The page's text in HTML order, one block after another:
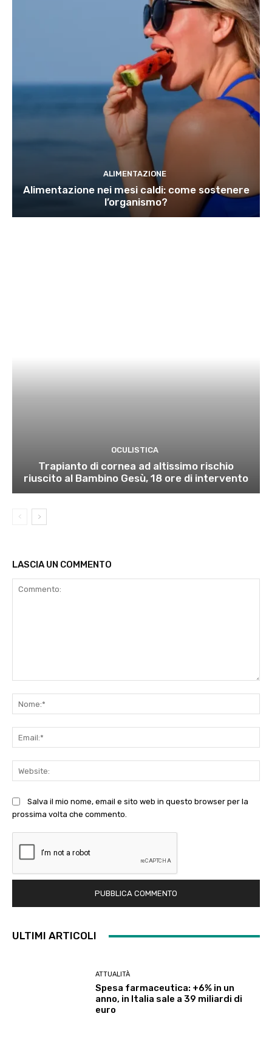
ALIMENTAZIONE
Alimentazione nei mesi caldi: come sostenere
l’organismo?
OCULISTICA
Trapianto di cornea ad altissimo rischio
riuscito al Bambino Gesù, 18 ore di intervento
LASCIA UN COMMENTO
Salva il mio nome, email e sito web in questo browser per la
prossima volta che commento.
ULTIMI ARTICOLI
ATTUALITÀ
Spesa farmaceutica: +6% in un
anno, in Italia sale a 39 miliardi di
euro